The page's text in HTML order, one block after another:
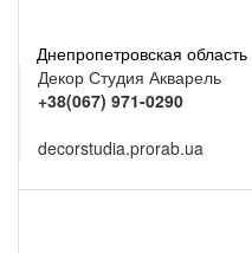
Днепропетровская область
Декор Студия Акварель
+38(067) 971-0290
decorstudia.prorab.ua